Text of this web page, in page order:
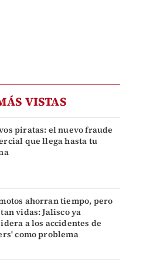
VISTAS
piratas: el nuevo fraude
que llega hasta tu
ahorran tiempo, pero
vidas: Jalisco ya
a los accidentes de
como problema